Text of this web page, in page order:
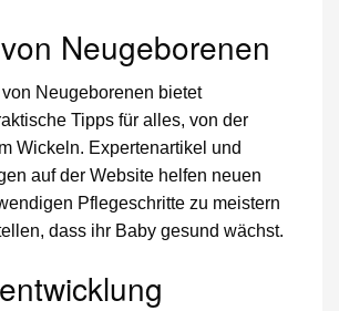
Neugeborenen
Neugeborenen bietet
Tipps für alles, von der
Wickeln. Expertenartikel und
auf der Website helfen neuen
Pflegeschritte zu meistern
dass ihr Baby gesund wächst.